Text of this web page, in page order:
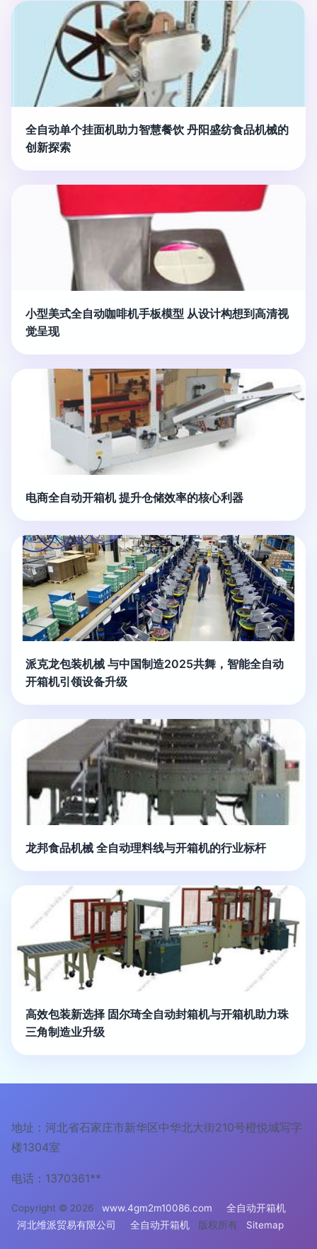
全自动单个挂面机助力智慧餐饮 丹阳盛纺食品机械的
创新探索
小型美式全自动咖啡机手板模型 从设计构想到高清视
觉呈现
电商全自动开箱机 提升仓储效率的核心利器
派克龙包装机械 与中国制造2025共舞，智能全自动
开箱机引领设备升级
龙邦食品机械 全自动理料线与开箱机的行业标杆
高效包装新选择 固尔琦全自动封箱机与开箱机助力珠
三角制造业升级
地址：河北省石家庄市新华区中华北大街210号橙悦城写字
楼1304室
电话：1370361**
Copyright © 2026 www.4gm2m10086.com
全自动开箱机
河北维派贸易有限公司
全自动开箱机 版权所有 Sitemap